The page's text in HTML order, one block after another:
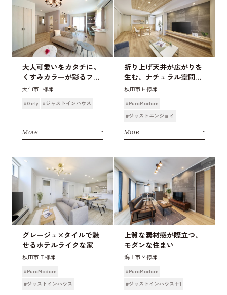
大人可愛いをカタチに。
くすみカラーが彩るフレ
ンチモダンな家
大仙市T様邸
#Girly #ジャストインハウス
More
折り上げ天井が広がりを
生む、ナチュラル空間の
家
秋田市Ｈ様邸
#PureModern
#ジャストエンジョイ
More
グレージュ×タイルで魅
せるホテルライクな家
秋田市Ｔ様邸
#PureModern
#ジャストインハウス
上質な素材感が際立つ、
モダンな住まい
潟上市Ｍ様邸
#PureModern
#ジャストインハウス＋1